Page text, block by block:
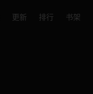
更新 排行 书架